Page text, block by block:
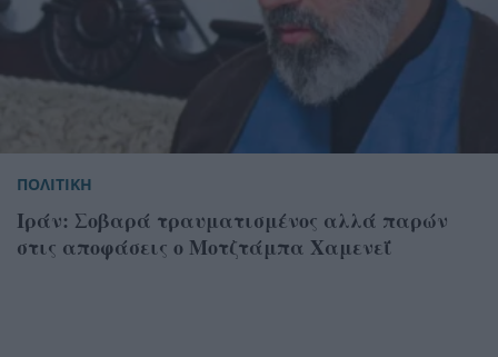
ΠΟΛΙΤΙΚΗ
Ιράν: Σοβαρά τραυματισμένος αλλά παρών
στις αποφάσεις ο Μοτζτάμπα Χαμενεΐ